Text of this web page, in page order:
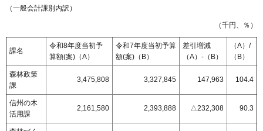
（一般会計課別内訳）
（千円、％）
課名
令和8年度当初予
算額(案)（A）
令和7年度当初予算
額(案)（B）
差引増減
（A）-（B）
（A）/
（B）
森林政策
課
3,475,808 3,327,845 147,963 104.4
信州の木
活用課
2,161,580 2,393,888 △232,308 90.3